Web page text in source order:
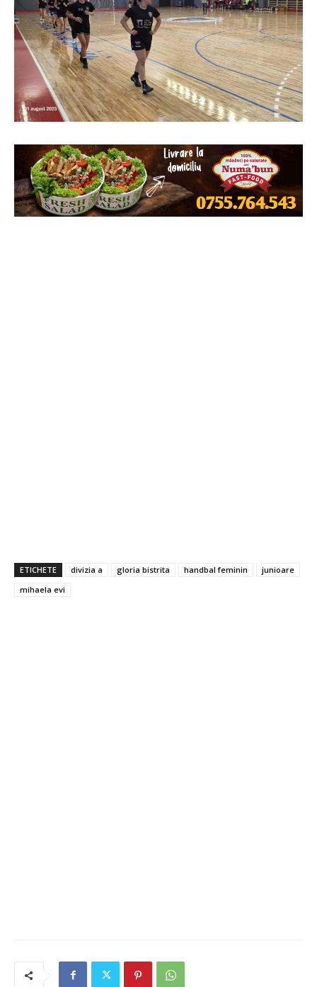
ETICHETE divizia a gloria bistrita handbal feminin
junioare
mihaela evi